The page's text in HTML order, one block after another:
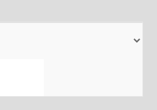
SEARCH